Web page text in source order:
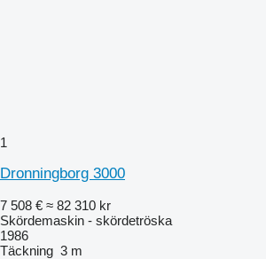
1
Dronningborg 3000
7 508 € ≈ 82 310 kr
Skördemaskin - skördetröska
1986
Täckning 3 m